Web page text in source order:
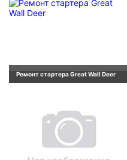
Ремонт стартера Great Wall Deer